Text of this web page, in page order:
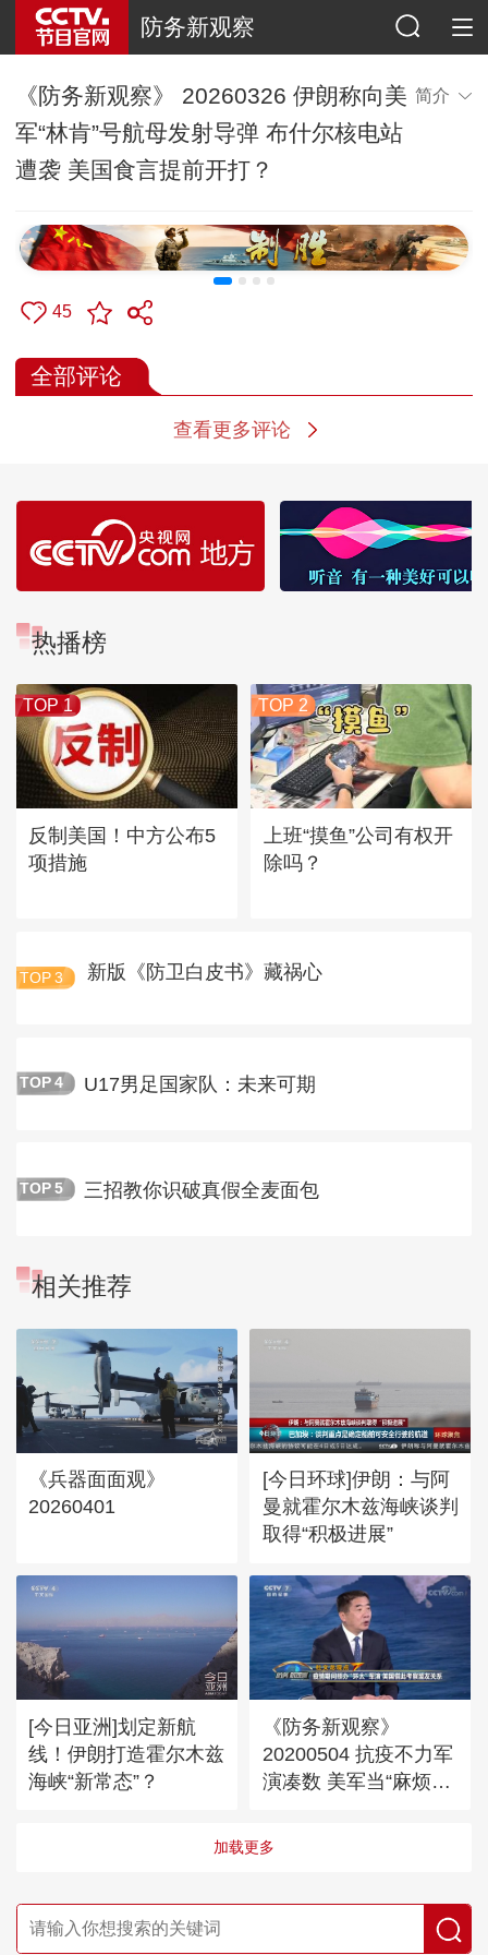
防务新观察
《防务新观察》 20260326 伊朗称向美
军“林肯”号航母发射导弹 布什尔核电站
遭袭 美国食言提前开打？
简介
45
全部评论
查看更多评论
热播榜
TOP 1
反制美国！中方公布5
项措施
TOP 2
上班“摸鱼”公司有权开
除吗？
TOP 3 新版《防卫白皮书》藏祸心
TOP 4 U17男足国家队：未来可期
TOP 5 三招教你识破真假全麦面包
相关推荐
《兵器面面观》
20260401
[今日环球]伊朗：与阿
曼就霍尔木兹海峡谈判
取得“积极进展”
[今日亚洲]划定新航
线！伊朗打造霍尔木兹
海峡“新常态”？
《防务新观察》
20200504 抗疫不力军
演凑数 美军当“麻烦制
加载更多